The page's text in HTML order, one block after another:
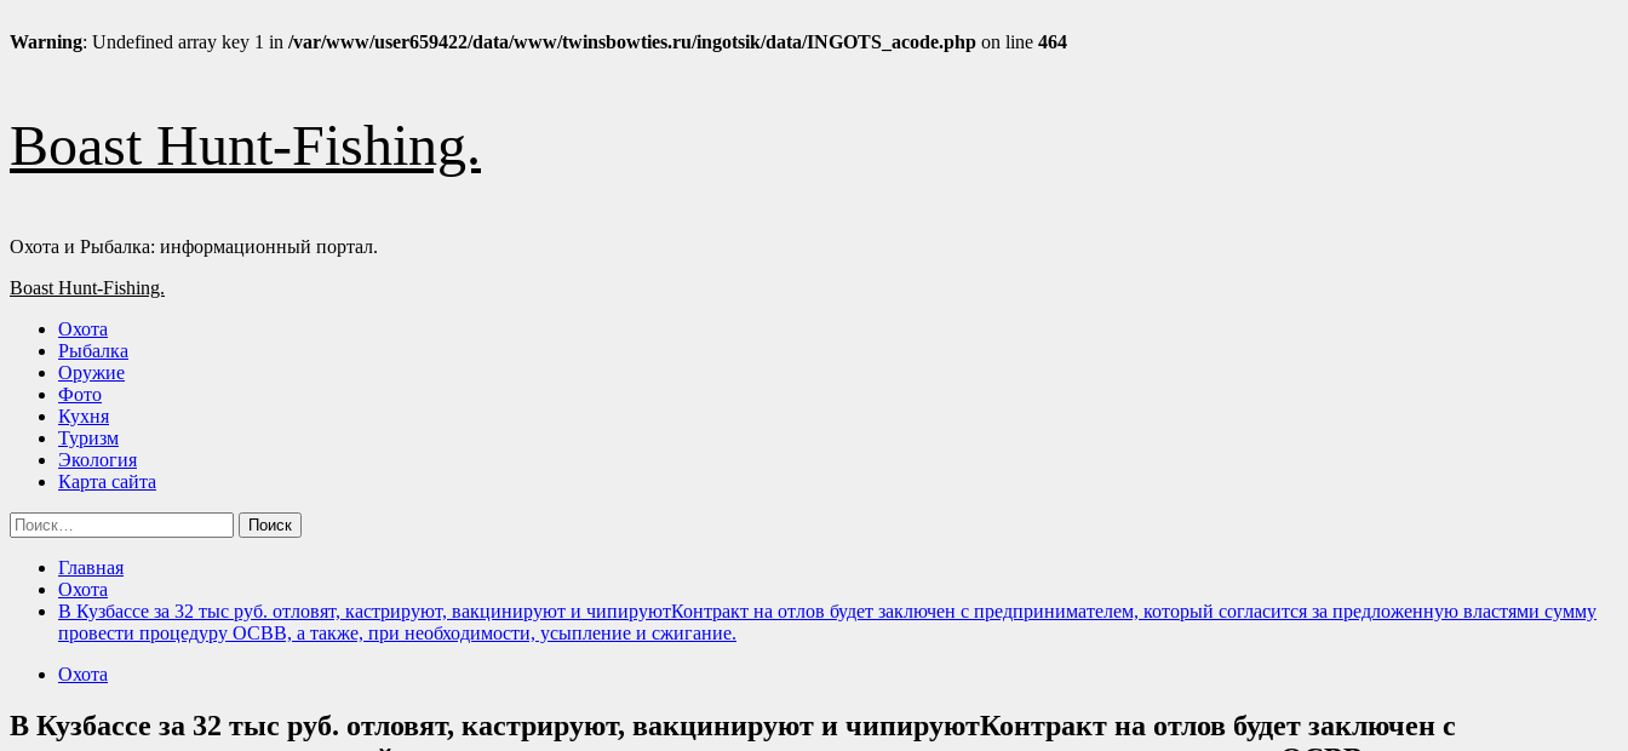
Warning: Undefined array key 1 in /var/www/user659422/data/www/twinsbowties.ru/ingotsik/data/INGOTS_acode.php on line 464
содержимому
Boast Hunt-Fishing.
Охота и Рыбалка: информационный портал.
Основное
Boast Hunt-Fishing.
Охота
Рыбалка
Оружие
Фото
Кухня
Туризм
Экология
Карта сайта
Найти:
Главная
Охота
В Кузбассе за 32 тыс руб. отловят, кастрируют, вакцинируют и чипируютКонтракт на отлов будет заключен с предпринимателем, который согласится за предложенную властями сумму
провести процедуру ОСВВ, а также, при необходимости, усыпление и сжигание.
Охота
В Кузбассе за 32 тыс руб. отловят, кастрируют, вакцинируют и чипируютКонтракт на отлов будет заключен с